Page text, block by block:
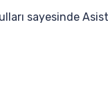
sayesinde